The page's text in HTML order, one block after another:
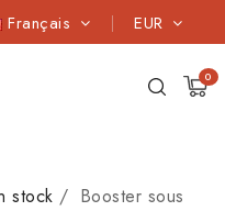
EUR
Français
0
stock
Booster sous